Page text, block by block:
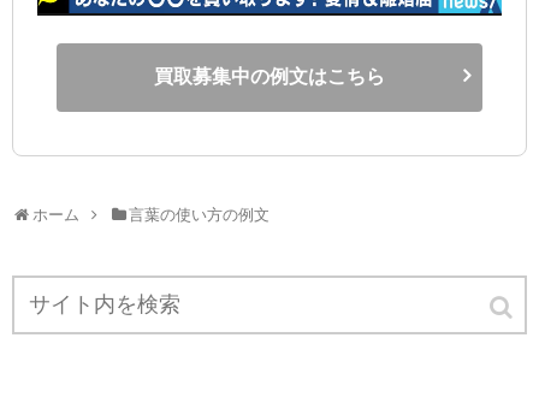
買取募集中の例文はこちら
ホーム 言葉の使い方の例文